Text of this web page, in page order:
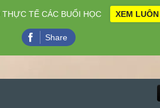
THỰC TẾ CÁC BUỔI HỌC XEM LUÔN
Share